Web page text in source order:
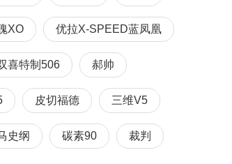
XO 优拉X-SPEED蓝凤凰
喜特制506 郝帅
皮切福德 三维V5
史纲 碳素90 裁判